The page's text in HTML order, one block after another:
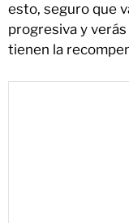
esto, seguro que
progresiva y
tienen la